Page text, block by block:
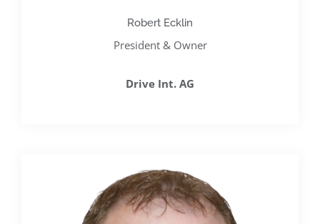
Robert Ecklin
President & Owner
Drive Int. AG